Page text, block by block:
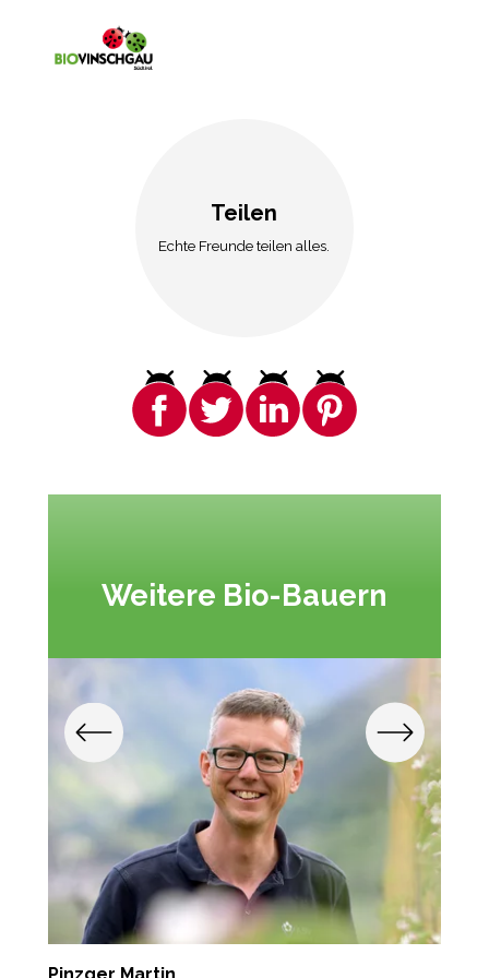
Teilen
Echte Freunde teilen alles.
Weitere Bio-Bauern